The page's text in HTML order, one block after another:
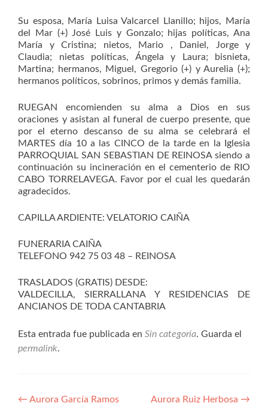
Su esposa, María Luisa Valcarcel Llanillo; hijos, María
del Mar (+) José Luis y Gonzalo; hijas políticas, Ana
María y Cristina; nietos, Mario , Daniel, Jorge y
Claudia; nietas políticas, Ángela y Laura; bisnieta,
Martina; hermanos, Miguel, Gregorio (+) y Aurelia (+);
hermanos políticos, sobrinos, primos y demás familia.
RUEGAN encomienden su alma a Dios en sus
oraciones y asistan al funeral de cuerpo presente, que
por el eterno descanso de su alma se celebrará el
MARTES día 10 a las CINCO de la tarde en la Iglesia
PARROQUIAL SAN SEBASTIAN DE REINOSA siendo a
continuación su incineración en el cementerio de RIO
CABO TORRELAVEGA. Favor por el cual les quedarán
agradecidos.
CAPILLA ARDIENTE: VELATORIO CAIÑA
FUNERARIA CAIÑA
TELEFONO 942 75 03 48 – REINOSA
TRASLADOS (GRATIS) DESDE:
VALDECILLA, SIERRALLANA Y RESIDENCIAS DE
ANCIANOS DE TODA CANTABRIA
Esta entrada fue publicada en Sin categoría. Guarda el
permalink.
Navegación
← Aurora García Ramos Aurora Ruiz Herbosa →